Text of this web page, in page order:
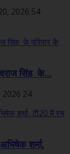
2026 54
सिंह के...
2026 24
शर्मा,